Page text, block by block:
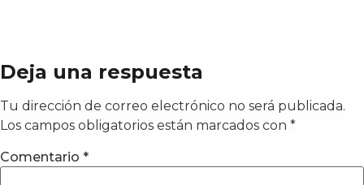
Deja una respuesta
Tu dirección de correo electrónico no será publicada.
Los campos obligatorios están marcados con *
Comentario *